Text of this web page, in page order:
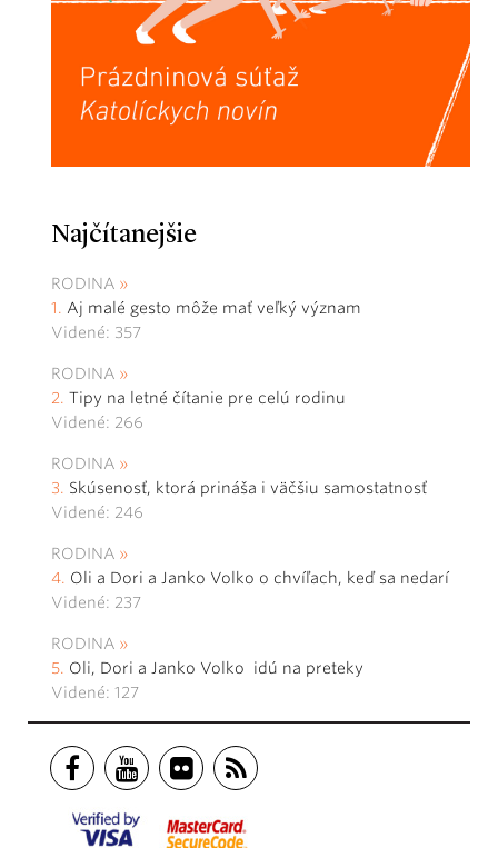
Najčítanejšie
RODINA
Aj malé gesto môže mať veľký význam
Videné: 357
RODINA
Tipy na letné čítanie pre celú rodinu
Videné: 266
RODINA
Skúsenosť, ktorá prináša i väčšiu samostatnosť
Videné: 246
RODINA
Oli a Dori a Janko Volko o chvíľach, keď sa nedarí
Videné: 237
RODINA
Oli, Dori a Janko Volko idú na preteky
Videné: 127